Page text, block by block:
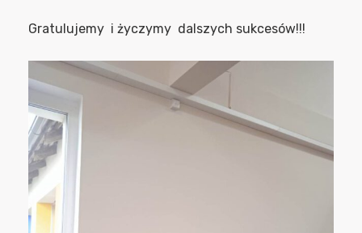
Gratulujemy i życzymy dalszych sukcesów!!!